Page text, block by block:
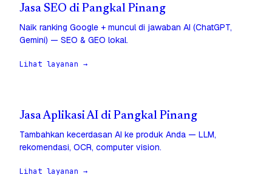
Jasa SEO di Pangkal Pinang
Naik ranking Google + muncul di jawaban AI (ChatGPT,
Gemini) — SEO & GEO lokal.
Lihat layanan →
Jasa Aplikasi AI di Pangkal Pinang
Tambahkan kecerdasan AI ke produk Anda — LLM,
rekomendasi, OCR, computer vision.
Lihat layanan →